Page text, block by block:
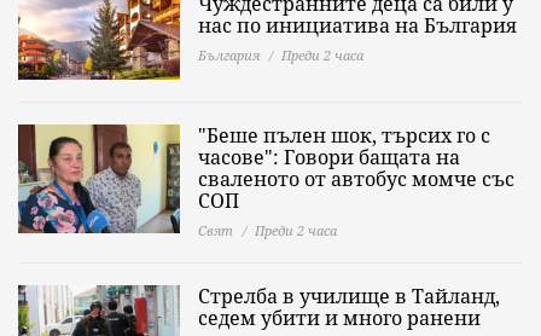
нас по инициатива на България
България Преди 2 часа
"Беше пълен шок, търсих го с
часове": Говори бащата на
сваленото от автобус момче със
СОП
Свят Преди 2 часа
Стрелба в училище в Тайланд,
седем убити и много ранени